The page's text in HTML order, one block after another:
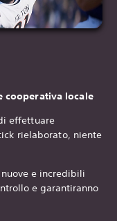
cooperativa locale
effettuare
rielaborato, niente
e incredibili
e garantiranno